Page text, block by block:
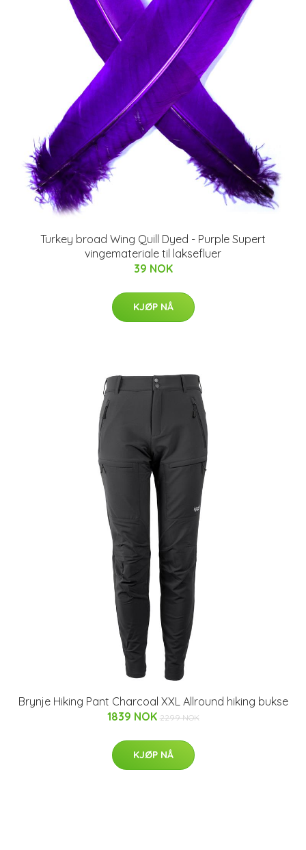
Turkey broad Wing Quill Dyed - Purple Supert
vingemateriale til laksefluer
39 NOK
KJØP NÅ
Brynje Hiking Pant Charcoal XXL Allround hiking bukse
1839 NOK 2299 NOK
KJØP NÅ